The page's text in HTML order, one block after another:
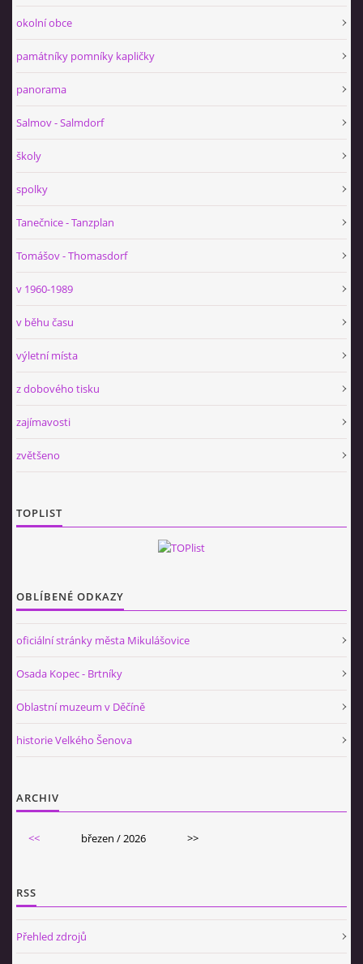
okolní obce
památníky pomníky kapličky
panorama
Salmov - Salmdorf
školy
spolky
Tanečnice - Tanzplan
Tomášov - Thomasdorf
v 1960-1989
v běhu času
výletní místa
z dobového tisku
zajímavosti
zvětšeno
TOPLIST
OBLÍBENÉ ODKAZY
oficiální stránky města Mikulášovice
Osada Kopec - Brtníky
Oblastní muzeum v Děčíně
historie Velkého Šenova
ARCHIV
<< březen / 2026 >>
RSS
Přehled zdrojů